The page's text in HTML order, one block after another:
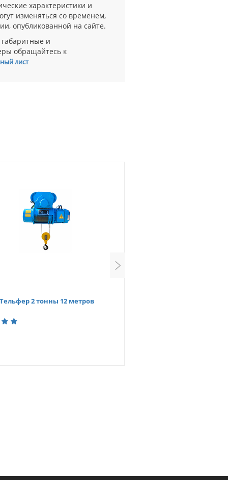
характеристики и
изменяться со временем,
опубликованной на сайте.
и
обращайтесь к
лист
Тельфер 2 тонны 12 метров